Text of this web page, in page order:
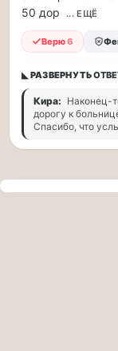
по
Москве
Чайковского!
|
16:00
Петр
Ильич
из
50 дор
... ЕЩЁ
Верю6
◣ РАЗВЕРНУТЬ
Кира: Наконец-
дорогу к
Спасибо, что